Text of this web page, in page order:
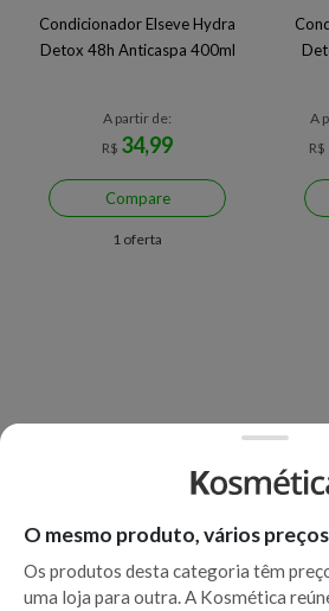
Condicionador Elseve Hydra
Detox 48h Anticaspa 400ml
A partir de:
R$ 34,99
Compare
1 oferta
A
R$
O mesmo produto, vários preços
Os produtos desta categoria têm
uma loja para outra. A Kosmética